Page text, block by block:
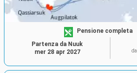
Pensione completa
da
Partenza da Nuuk
mer 28 apr 2027